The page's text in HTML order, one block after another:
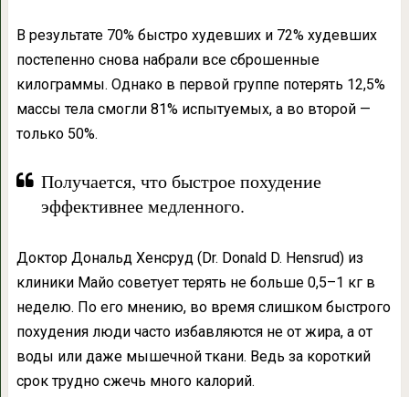
В результате 70% быстро худевших и 72% худевших
постепенно снова набрали все сброшенные
килограммы. Однако в первой группе потерять 12,5%
массы тела смогли 81% испытуемых, а во второй —
только 50%.
Получается, что быстрое похудение
эффективнее медленного.
Доктор Дональд Хенсруд (Dr. Donald D. Hensrud) из
клиники Майо советует терять не больше 0,5–1 кг в
неделю. По его мнению, во время слишком быстрого
похудения люди часто избавляются не от жира, а от
воды или даже мышечной ткани. Ведь за короткий
срок трудно сжечь много калорий.